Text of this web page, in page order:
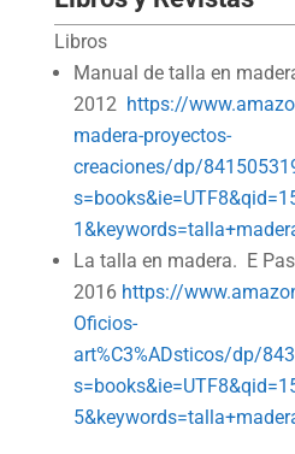
Libros
Manual de talla en
2012 https://
madera-proyectos-
creaciones/dp/
La talla en madera. E
2016 https://
Oficios-
art%C3%ADsticos/dp/